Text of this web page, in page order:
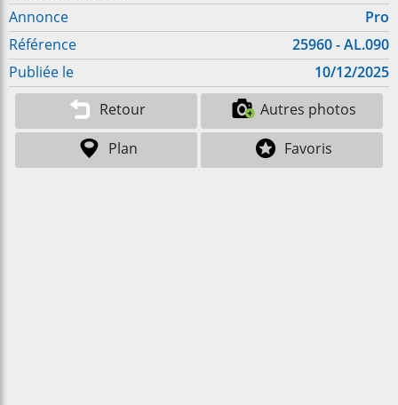
Annonce
Pro
Référence
25960 - AL.090
Publiée le
10/12/2025
Retour
Autres photos
Plan
Favoris